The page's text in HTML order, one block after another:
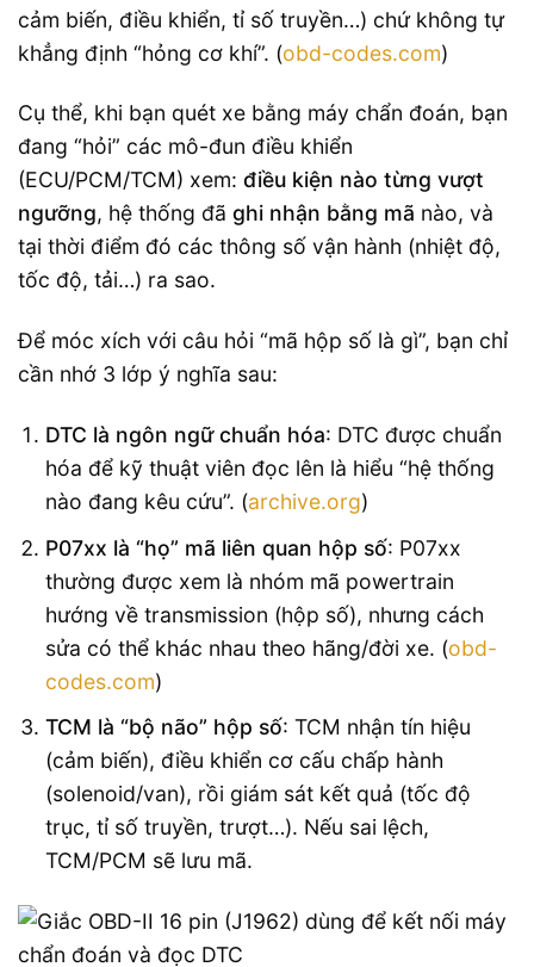
cảm biến, điều khiển, tỉ số truyền…) chứ không tự
khẳng định “hỏng cơ khí”. (obd-codes.com)
Cụ thể, khi bạn quét xe bằng máy chẩn đoán, bạn
đang “hỏi” các mô-đun điều khiển
(ECU/PCM/TCM) xem: điều kiện nào từng vượt
ngưỡng, hệ thống đã ghi nhận bằng mã nào, và
tại thời điểm đó các thông số vận hành (nhiệt độ,
tốc độ, tải…) ra sao.
Để móc xích với câu hỏi “mã hộp số là gì”, bạn chỉ
cần nhớ 3 lớp ý nghĩa sau:
DTC là ngôn ngữ chuẩn hóa: DTC được chuẩn
hóa để kỹ thuật viên đọc lên là hiểu “hệ thống
nào đang kêu cứu”. (archive.org)
P07xx là “họ” mã liên quan hộp số: P07xx
thường được xem là nhóm mã powertrain
hướng về transmission (hộp số), nhưng cách
sửa có thể khác nhau theo hãng/đời xe. (obd-
codes.com)
TCM là “bộ não” hộp số: TCM nhận tín hiệu
(cảm biến), điều khiển cơ cấu chấp hành
(solenoid/van), rồi giám sát kết quả (tốc độ
trục, tỉ số truyền, trượt…). Nếu sai lệch,
TCM/PCM sẽ lưu mã.